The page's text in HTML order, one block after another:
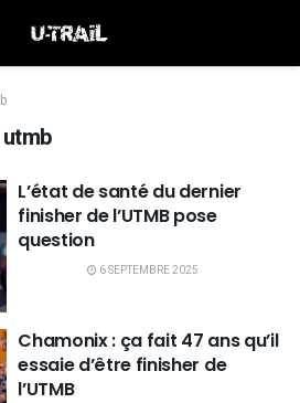
L’état de santé du dernier
finisher de l’UTMB pose
question
6 SEPTEMBRE 2025
Chamonix : ça fait 47 ans qu’il
essaie d’être finisher de
l’UTMB